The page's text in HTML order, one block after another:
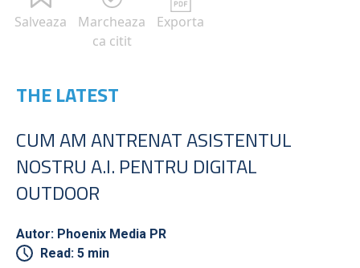
Salveaza
Marcheaza
ca citit
Exporta
THE LATEST
CUM AM ANTRENAT ASISTENTUL
NOSTRU A.I. PENTRU DIGITAL
OUTDOOR
Autor: Phoenix Media PR
Read: 5 min